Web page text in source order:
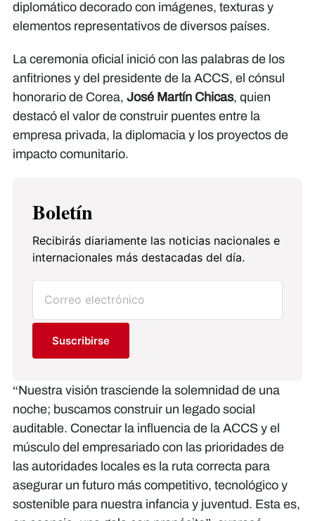
diplomático decorado con imágenes, texturas y
elementos representativos de diversos países.
La ceremonia oficial inició con las palabras de los
anfitriones y del presidente de la ACCS, el cónsul
honorario de Corea, José Martín Chicas, quien
destacó el valor de construir puentes entre la
empresa privada, la diplomacia y los proyectos de
impacto comunitario.
Boletín
Recibirás diariamente las noticias nacionales e
internacionales más destacadas del día.
Suscribirse
“Nuestra visión trasciende la solemnidad de una
noche; buscamos construir un legado social
auditable. Conectar la influencia de la ACCS y el
músculo del empresariado con las prioridades de
las autoridades locales es la ruta correcta para
asegurar un futuro más competitivo, tecnológico y
sostenible para nuestra infancia y juventud. Esta es,